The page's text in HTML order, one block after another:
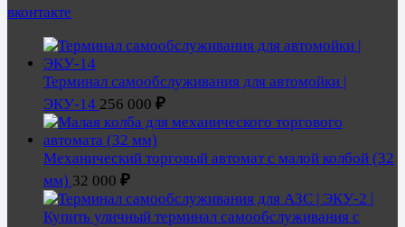
вконтакте
Терминал самообслуживания для автомойки |
ЭКУ-14 256 000 ₽
Механический торговый автомат с малой колбой (32
мм) 32 000 ₽